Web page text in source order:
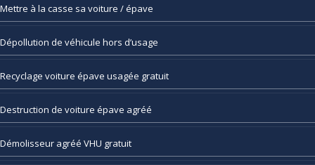
Mettre à la casse sa voiture / épave
Dépollution de véhicule hors d’usage
Recyclage voiture épave usagée gratuit
Destruction de voiture épave agréé
Démolisseur agréé VHU gratuit